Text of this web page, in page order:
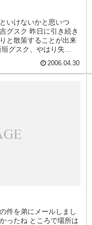
いけないかと思いつ
グスク 昨日に引き続き
と散策することが出来
グスク、やはり失
2006.04.30
件を弟にメールしまし
ったね ところで場所は